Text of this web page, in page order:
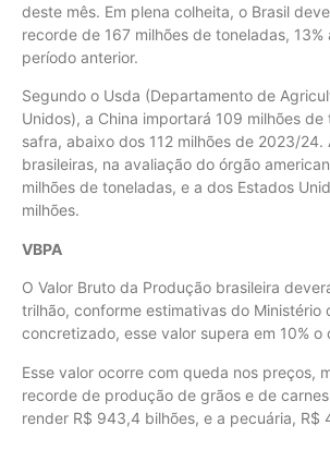
deste mês. Em plena colheita, o Brasil
recorde de 167 milhões de toneladas, 13%
período anterior.
Segundo o Usda (Departamento de
Unidos), a China importará 109 milhões de
safra, abaixo dos 112 milhões de 2023/24.
brasileiras, na avaliação do órgão
milhões de toneladas, e a dos Estados
milhões.
VBPA
O Valor Bruto da Produção brasileira
trilhão, conforme estimativas do Ministério
concretizado, esse valor supera em 10% o
Esse valor ocorre com queda nos preços,
recorde de produção de grãos e de
render R$ 943,4 bilhões, e a pecuária, R$